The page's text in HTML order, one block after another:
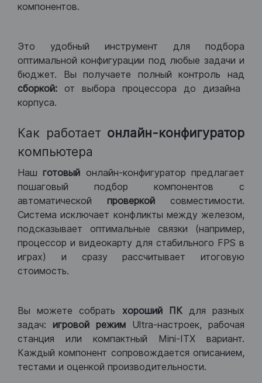
компонентов.
Это удобный инструмент для подбора
оптимальной конфигурации под любые задачи и
бюджет. Вы получаете полный контроль над
сборкой: от выбора процессора до дизайна
корпуса.
Как работает онлайн-конфигуратор
компьютера
Нашготовый онлайн-конфигуратор предлагает
пошаговый подбор компонентов с
автоматической проверкой совместимости.
Система исключает конфликты между железом,
подсказывает оптимальные связки (например,
процессор и видеокарту для стабильного FPS в
играх) и сразу рассчитывает итоговую
стоимость.
Вы можете собрать хороший ПКдля разных
задач: игровой режим Ultra-настроек, рабочая
станция или компактный Mini-ITX вариант.
Каждый компонент сопровождается описанием,
тестами и оценкой производительности.